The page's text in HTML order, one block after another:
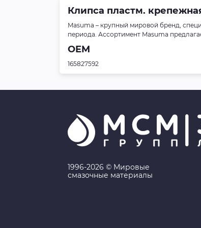
Клипса пластм.
Masuma – крупный мировой бренд,
периода. Ассортимент Masuma
OEM
165827592
1996-2026 © Мировые
смазочные материалы